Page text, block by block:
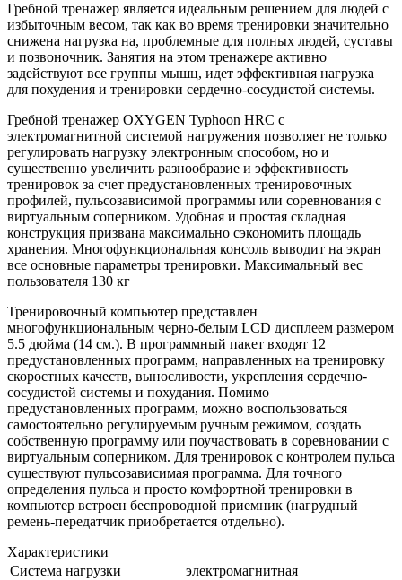
Гребной тренажер является идеальным решением для людей с
избыточным весом, так как во время тренировки значительно
снижена нагрузка на, проблемные для полных людей, суставы
и позвоночник. Занятия на этом тренажере активно
задействуют все группы мышц, идет эффективная нагрузка
для похудения и тренировки сердечно-сосудистой системы.
Гребной тренажер OXYGEN Typhoon HRC c
электромагнитной системой нагружения позволяет не только
регулировать нагрузку электронным способом, но и
существенно увеличить разнообразие и эффективность
тренировок за счет предустановленных тренировочных
профилей, пульсозависимой программы или соревнования с
виртуальным соперником. Удобная и простая складная
конструкция призвана максимально сэкономить площадь
хранения. Многофункциональная консоль выводит на экран
все основные параметры тренировки. Максимальный вес
пользователя 130 кг
Тренировочный компьютер представлен
многофункциональным черно-белым LCD дисплеем размером
5.5 дюйма (14 см.). В программный пакет входят 12
предустановленных программ, направленных на тренировку
скоростных качеств, выносливости, укрепления сердечно-
сосудистой системы и похудания. Помимо
предустановленных программ, можно воспользоваться
самостоятельно регулируемым ручным режимом, создать
собственную программу или поучаствовать в соревновании с
виртуальным соперником. Для тренировок с контролем пульса
существуют пульсозависимая программа. Для точного
определения пульса и просто комфортной тренировки в
компьютер встроен беспроводной приемник (нагрудный
ремень-передатчик приобретается отдельно).
Характеристики
Система нагрузки
электромагнитная